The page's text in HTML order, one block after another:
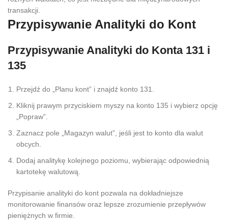
transakcji.
Przypisywanie Analityki do Kont
Przypisywanie Analityki do Konta 131 i
135
Przejdź do „Planu kont” i znajdź konto 131.
Kliknij prawym przyciskiem myszy na konto 135 i wybierz opcję
„Popraw”.
Zaznacz pole „Magazyn walut”, jeśli jest to konto dla walut
obcych.
Dodaj analitykę kolejnego poziomu, wybierając odpowiednią
kartotekę walutową.
Przypisanie analityki do kont pozwala na dokładniejsze
monitorowanie finansów oraz lepsze zrozumienie przepływów
pieniężnych w firmie.